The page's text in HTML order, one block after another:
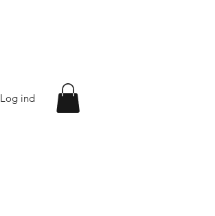
Log ind